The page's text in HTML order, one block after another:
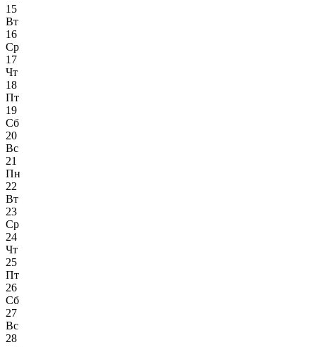
15
Вт
16
Ср
17
Чт
18
Пт
19
Сб
20
Вс
21
Пн
22
Вт
23
Ср
24
Чт
25
Пт
26
Сб
27
Вс
28